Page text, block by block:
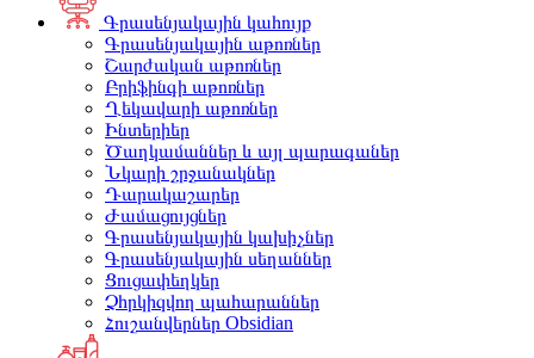
Գրասենյակային կահույք
Գրասենյակային աթոռներ
Շարժական աթոռներ
Բրիֆինգի աթոռներ
Ղեկավարի աթոռներ
Ինտերիեր
Ծաղկամաններ և այլ պարագաներ
Նկարի շրջանակներ
Դարակաշարեր
Ժամացույցներ
Գրասենյակային կախիչներ
Գրասենյակային սեղաններ
Ցուցափեղկեր
Չհրկիզվող պահարաններ
Հուշանվերներ Obsidian